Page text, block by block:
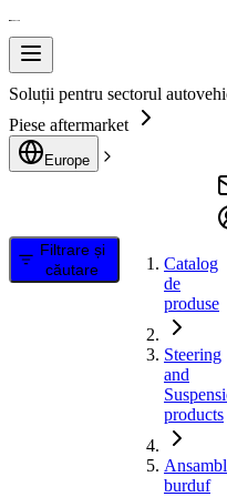
Soluții pentru sectorul
Piese aftermarket
Europe
Filtrare și
căutare
Catalog
de
produse
Steering
and
products
burduf